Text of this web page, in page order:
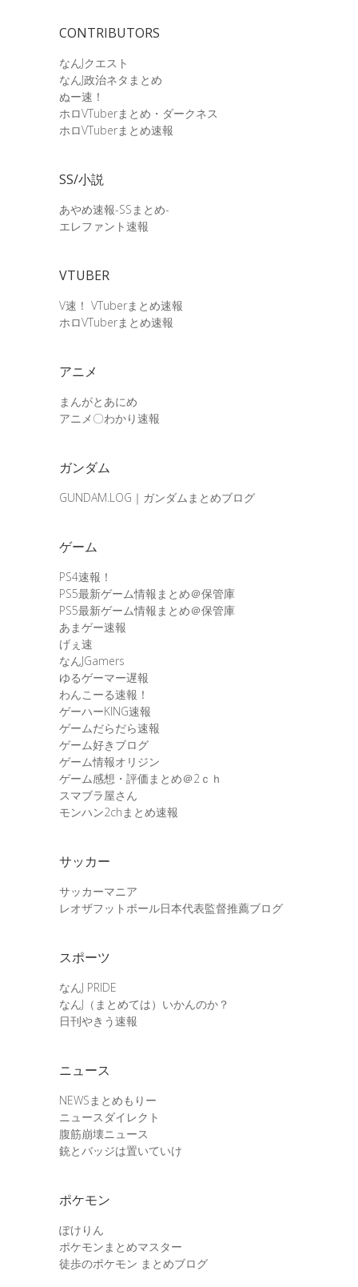
CONTRIBUTORS
なんJクエスト
なんJ政治ネタまとめ
ぬー速！
ホロVTuberまとめ・ダークネス
ホロVTuberまとめ速報
SS/小説
あやめ速報-SSまとめ-
エレファント速報
VTUBER
V速！ VTuberまとめ速報
ホロVTuberまとめ速報
アニメ
まんがとあにめ
アニメ〇わかり速報
ガンダム
GUNDAM.LOG｜ガンダムまとめブログ
ゲーム
PS4速報！
PS5最新ゲーム情報まとめ＠保管庫
PS5最新ゲーム情報まとめ＠保管庫
あまゲー速報
げぇ速
なんJGamers
ゆるゲーマー遅報
わんこーる速報！
ゲーハーKING速報
ゲームだらだら速報
ゲーム好きブログ
ゲーム情報オリジン
ゲーム感想・評価まとめ＠2ｃｈ
スマブラ屋さん
モンハン2chまとめ速報
サッカー
サッカーマニア
レオザフットボール日本代表監督推薦ブログ
スポーツ
なんJ PRIDE
なんJ（まとめては）いかんのか？
日刊やきう速報
ニュース
NEWSまとめもりー
ニュースダイレクト
腹筋崩壊ニュース
銃とバッジは置いていけ
ポケモン
ぽけりん
ポケモンまとめマスター
徒歩のポケモン まとめブログ